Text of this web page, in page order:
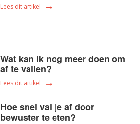
Lees dit artikel
Wat kan ik nog meer doen om
af te vallen?
Lees dit artikel
Hoe snel val je af door
bewuster te eten?